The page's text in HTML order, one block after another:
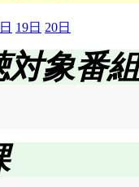
19日 20日
対象番組